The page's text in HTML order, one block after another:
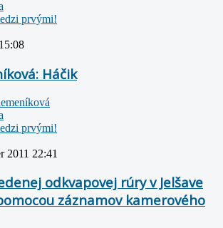
prvými!
Háčik
prvými!
2011 22:41
odkvapovej rúry v Jelšave
záznamov kamerového